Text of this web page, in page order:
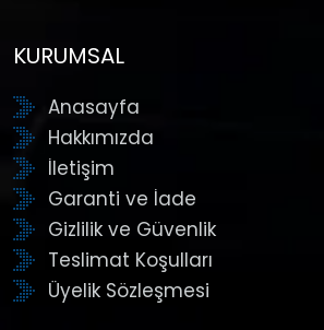
KURUMSAL
Anasayfa
Hakkımızda
İletişim
Garanti ve İade
Gizlilik ve Güvenlik
Teslimat Koşulları
Üyelik Sözleşmesi